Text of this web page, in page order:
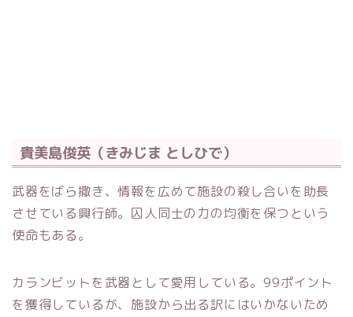
貴美島俊英（きみじま としひで）
武器をばら撒き、情報を広めて施設の殺し合いを助長
させている興行師。囚人同士の力の均衡を保つという
使命もある。
カランビットを武器として愛用している。99ポイント
を獲得しているが、施設から出る訳にはいかないため